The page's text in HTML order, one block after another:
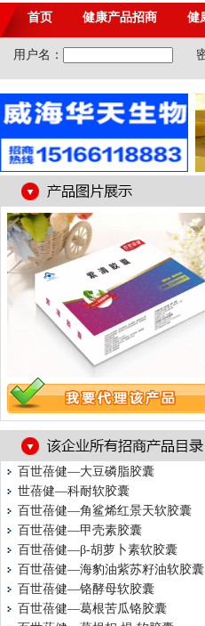
百世蓓健—大豆磷脂胶囊
世蓓健—科耐软胶囊
百世蓓健—角鲨烯红景天软胶囊
百世蓓健—甲壳素胶囊
百世蓓健—β-胡萝卜素软胶囊
百世蓓健—海豹油紫苏籽油软胶囊
百世蓓健—铬酵母软胶囊
百世蓓健—葛根苦瓜铬胶囊